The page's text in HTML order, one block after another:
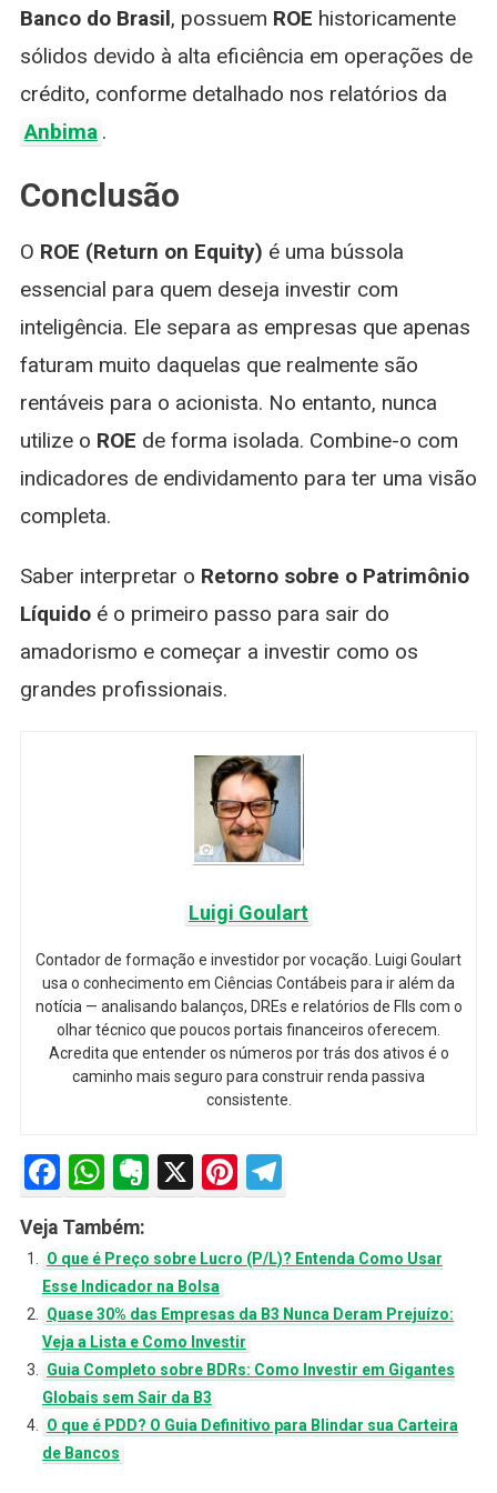
Banco do Brasil, possuem ROE historicamente
sólidos devido à alta eficiência em operações de
crédito, conforme detalhado nos relatórios da
Anbima .
Conclusão
O ROE (Return on Equity) é uma bússola
essencial para quem deseja investir com
inteligência. Ele separa as empresas que apenas
faturam muito daquelas que realmente são
rentáveis para o acionista. No entanto, nunca
utilize o ROE de forma isolada. Combine-o com
indicadores de endividamento para ter uma visão
completa.
Saber interpretar o Retorno sobre o Patrimônio
Líquidoé o primeiro passo para sair do
amadorismo e começar a investir como os
grandes profissionais.
Luigi Goulart
Contador de formação e investidor por vocação. Luigi Goulart
usa o conhecimento em Ciências Contábeis para ir além da
notícia — analisando balanços, DREs e relatórios de FIIs com o
olhar técnico que poucos portais financeiros oferecem.
Acredita que entender os números por trás dos ativos é o
caminho mais seguro para construir renda passiva
consistente.
Facebook
WhatsApp
Evernote
X Pinterest
Telegram
Veja Também:
O que é Preço sobre Lucro (P/L)? Entenda Como Usar
Esse Indicador na Bolsa
Quase 30% das Empresas da B3 Nunca Deram Prejuízo:
Veja a Lista e Como Investir
Guia Completo sobre BDRs: Como Investir em Gigantes
Globais sem Sair da B3
O que é PDD? O Guia Definitivo para Blindar sua Carteira
de Bancos